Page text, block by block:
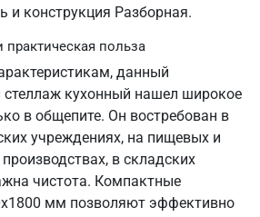
и конструкция Разборная.
польза
данный
кухонный нашел широкое
в общепите. Он востребован в
учреждениях, на пищевых и
в складских
чистота. Компактные
мм позволяют эффективно